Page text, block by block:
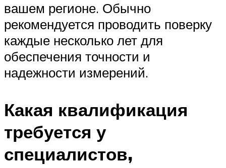
вашем регионе. Обычно
рекомендуется проводить поверку
каждые несколько лет для
обеспечения точности и
надежности измерений.
Какая квалификация
требуется у
специалистов,